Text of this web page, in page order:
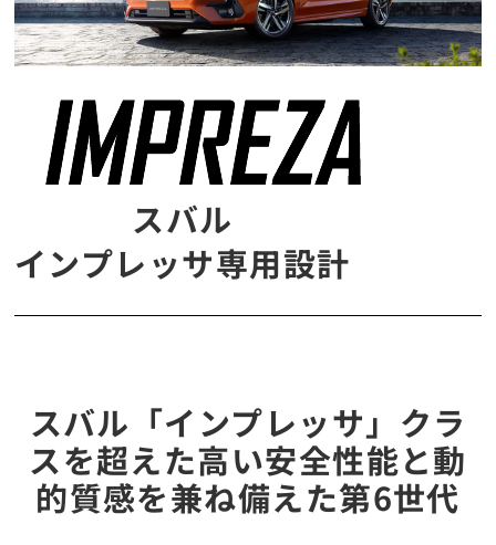
スバル
インプレッサ専用設計
スバル「インプレッサ」クラ
スを超えた高い安全性能と動
的質感を兼ね備えた第6世代